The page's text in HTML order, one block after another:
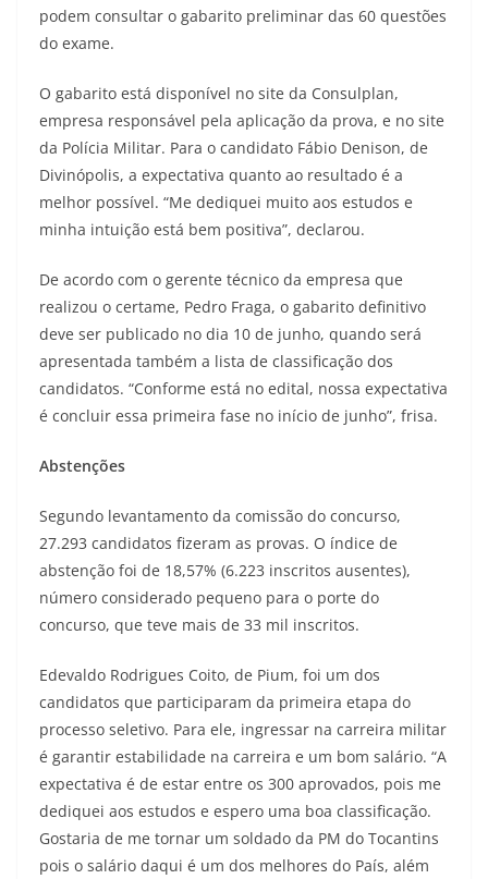
podem consultar o gabarito preliminar das 60 questões
do exame.
O gabarito está disponível no site da Consulplan,
empresa responsável pela aplicação da prova, e no site
da Polícia Militar. Para o candidato Fábio Denison, de
Divinópolis, a expectativa quanto ao resultado é a
melhor possível. “Me dediquei muito aos estudos e
minha intuição está bem positiva”, declarou.
De acordo com o gerente técnico da empresa que
realizou o certame, Pedro Fraga, o gabarito definitivo
deve ser publicado no dia 10 de junho, quando será
apresentada também a lista de classificação dos
candidatos. “Conforme está no edital, nossa expectativa
é concluir essa primeira fase no início de junho”, frisa.
Abstenções
Segundo levantamento da comissão do concurso,
27.293 candidatos fizeram as provas. O índice de
abstenção foi de 18,57% (6.223 inscritos ausentes),
número considerado pequeno para o porte do
concurso, que teve mais de 33 mil inscritos.
Edevaldo Rodrigues Coito, de Pium, foi um dos
candidatos que participaram da primeira etapa do
processo seletivo. Para ele, ingressar na carreira militar
é garantir estabilidade na carreira e um bom salário. “A
expectativa é de estar entre os 300 aprovados, pois me
dediquei aos estudos e espero uma boa classificação.
Gostaria de me tornar um soldado da PM do Tocantins
pois o salário daqui é um dos melhores do País, além